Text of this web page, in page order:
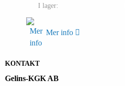
I lager:
Mer info
KONTAKT
Gelins-KGK AB